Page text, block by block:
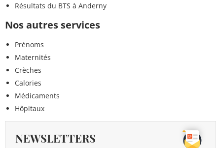
Résultats du BTS à Anderny
Nos autres services
Prénoms
Maternités
Crèches
Calories
Médicaments
Hôpitaux
NEWSLETTERS